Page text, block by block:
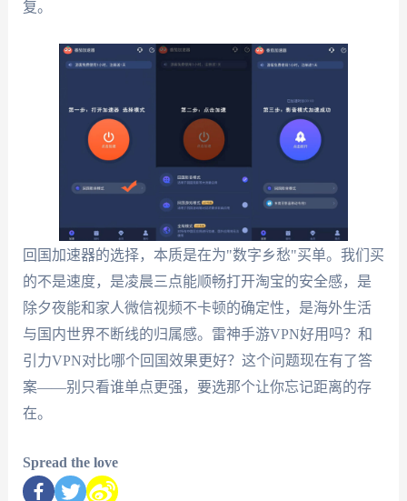
复。
回国加速器的选择，本质是在为"数字乡愁"买单。我们买
的不是速度，是凌晨三点能顺畅打开淘宝的安全感，是
除夕夜能和家人微信视频不卡顿的确定性，是海外生活
与国内世界不断线的归属感。雷神手游VPN好用吗？和
引力VPN对比哪个回国效果更好？这个问题现在有了答
案——别只看谁单点更强，要选那个让你忘记距离的存
在。
Spread the love